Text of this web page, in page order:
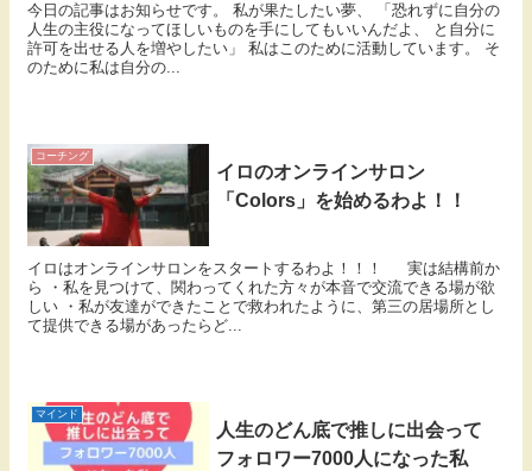
今日の記事はお知らせです。 私が果たしたい夢、 「恐れずに自分の
人生の主役になってほしいものを手にしてもいいんだよ、 と自分に
許可を出せる人を増やしたい」 私はこのために活動しています。 そ
のために私は自分の...
コーチング
イロのオンラインサロン
「Colors」を始めるわよ！！
イロはオンラインサロンをスタートするわよ！！！ 実は結構前か
ら ・私を見つけて、関わってくれた方々が本音で交流できる場が欲
しい ・私が友達ができたことで救われたように、第三の居場所とし
て提供できる場があったらど...
マインド
人生のどん底で推しに出会って
フォロワー7000人になった私